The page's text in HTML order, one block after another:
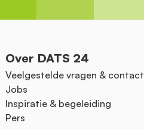
Over DATS 24
Veelgestelde vragen & contact
Jobs
Inspiratie & begeleiding
Pers